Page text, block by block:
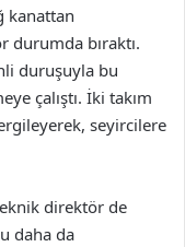
kanattan
durumda bıraktı.
duruşuyla bu
çalıştı. İki takım
seyircilere
direktör de
daha da